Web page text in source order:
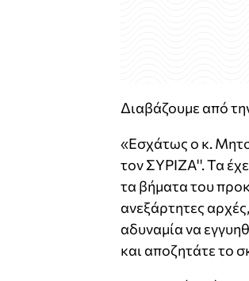
Διαβάζουμε από
«Εσχάτως ο κ.
τον ΣΥΡΙΖΑ''. Τα
τα βήματα του
ανεξάρτητες
αδυναμία να
και αποζητάτε το